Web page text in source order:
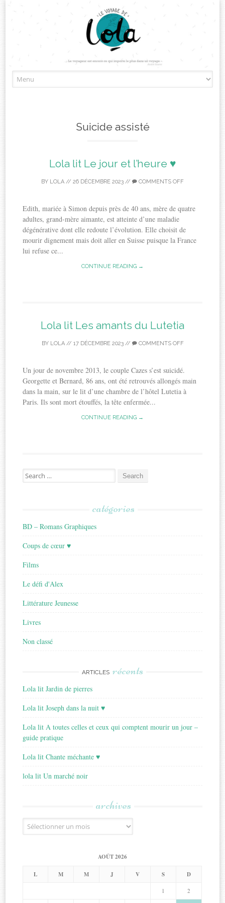
to
Suicide assisté
Lola lit Le jour et l’heure ♥
BY LOLA // 26 DÉCEMBRE 2023 // COMMENTS OFF
Edith, mariée à Simon depuis près de 40 ans, mère de quatre
adultes, grand-mère aimante, est atteinte d’une maladie
dégénérative dont elle redoute l’évolution. Elle choisit de
mourir dignement mais doit aller en Suisse puisque la France
lui refuse ce...
CONTINUE READING →
Lola lit Les amants du Lutetia
BY LOLA// 17 DÉCEMBRE 2023// COMMENTS OFF
Un jour de novembre 2013, le couple Cazes s’est suicidé.
Georgette et Bernard, 86 ans, ont été retrouvés allongés main
dans la main, sur le lit d’une chambre de l’hôtel Lutetia à
Paris. Ils sont mort étouffés, la tête enfermée...
CONTINUE READING →
Search
for:
catégories
BD – Romans Graphiques
Coups de cœur ♥
Films
Le défi d'Alex
Littérature Jeunesse
Livres
Non classé
ARTICLES récents
Lola lit Jardin de pierres
Lola lit Joseph dans la nuit ♥
Lola lit A toutes celles et ceux qui comptent mourir un jour –
guide pratique
Lola lit Chante méchante ♥
lola lit Un marché noir
archives
Archives
AOÛT 2026
L M M J V S D
1 2